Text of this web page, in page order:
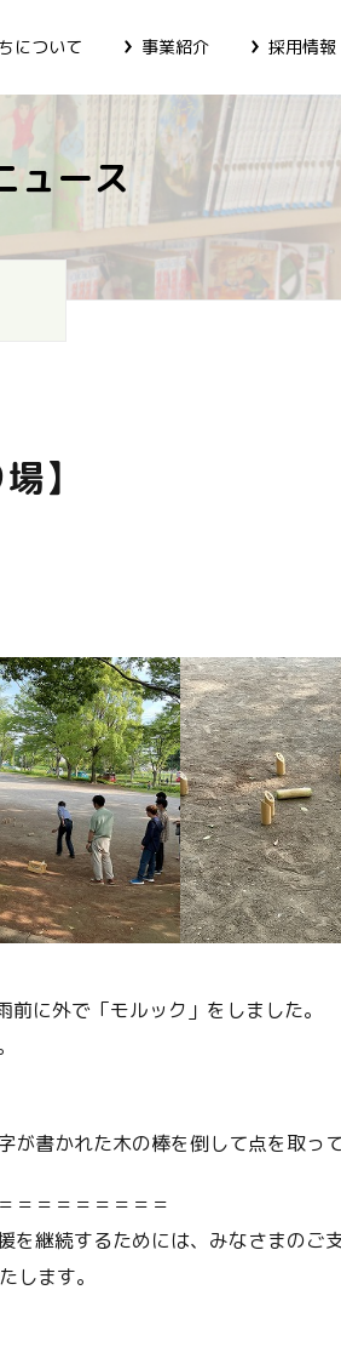
について 事業紹介 採用情報
ュース
】
に外で「モルック」をしました。
が書かれた木の棒を倒して点を取っ
＝＝＝＝＝＝＝＝
継続するためには、みなさまのご
します。